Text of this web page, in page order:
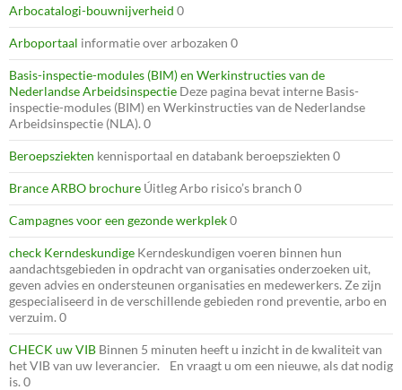
Arbocatalogi-bouwnijverheid 0
Arboportaal informatie over arbozaken 0
Basis-inspectie-modules (BIM) en Werkinstructies van de
Nederlandse Arbeidsinspectie Deze pagina bevat interne Basis-
inspectie-modules (BIM) en Werkinstructies van de Nederlandse
Arbeidsinspectie (NLA). 0
Beroepsziekten kennisportaal en databank beroepsziekten 0
Brance ARBO brochure Úitleg Arbo risico’s branch 0
Campagnes voor een gezonde werkplek0
check Kerndeskundige Kerndeskundigen voeren binnen hun
aandachtsgebieden in opdracht van organisaties onderzoeken uit,
geven advies en ondersteunen organisaties en medewerkers. Ze zijn
gespecialiseerd in de verschillende gebieden rond preventie, arbo en
verzuim. 0
CHECK uw VIB Binnen 5 minuten heeft u inzicht in de kwaliteit van
het VIB van uw leverancier. En vraagt u om een nieuwe, als dat nodig
is. 0